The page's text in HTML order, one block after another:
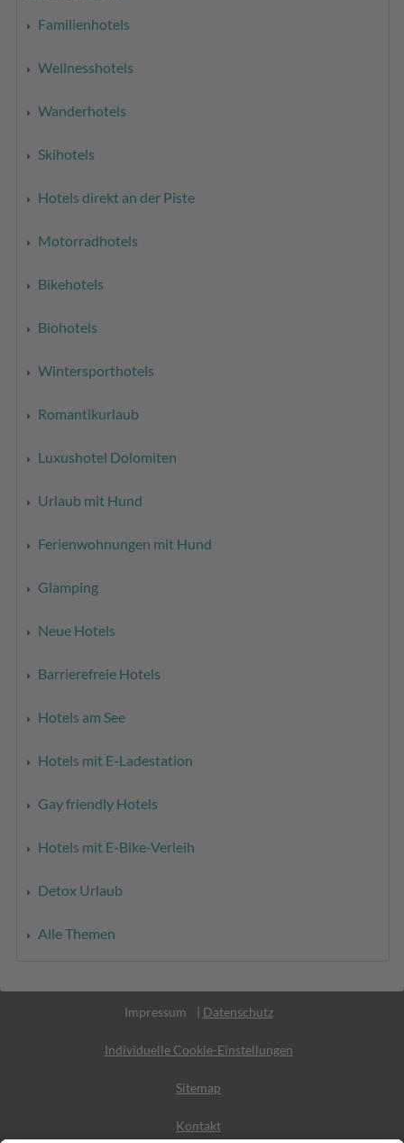
Familienhotels
Wellnesshotels
Wanderhotels
Skihotels
Hotels direkt an der Piste
Motorradhotels
Bikehotels
Biohotels
Wintersporthotels
Romantikurlaub
Luxushotel Dolomiten
Urlaub mit Hund
Ferienwohnungen mit Hund
Glamping
Neue Hotels
Barrierefreie Hotels
Hotels am See
Hotels mit E-Ladestation
Gay friendly Hotels
Hotels mit E-Bike-Verleih
Detox Urlaub
Alle Themen
Impressum
| Datenschutz
Individuelle Cookie-Einstellungen
Sitemap
Kontakt